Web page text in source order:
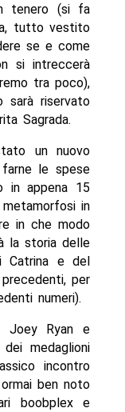
tenero (si fa
tutto vestito
se e come
si intreccerà
tra poco),
sarà riservato
Sagrada.
un nuovo
le spese
in appena 15
in
in che modo
la storia delle
Catrina e del
per
numeri).
Joey Ryan e
medaglioni
incontro
ben noto
boobplex e